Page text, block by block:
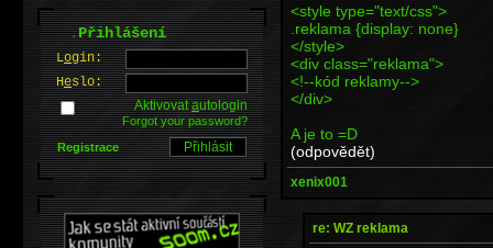
<style type="text/css">
.reklama {display: none}
</style>
<div class="reklama">
<!--kód reklamy-->
</div>
A je to =D
(odpovědět)
xenix001
re: WZ reklama
.Přihlášení
Login:
Heslo:
Aktivovatautologin
Forgot your password?
Registrace